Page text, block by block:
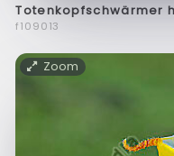
Totenkopfschwärmer
f109013
Zoom